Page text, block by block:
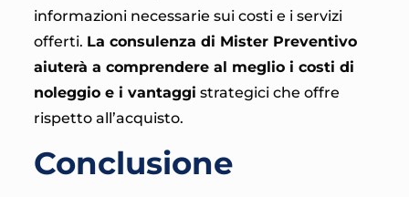
informazioni necessarie sui costi e i servizi
offerti. La consulenza di Mister Preventivo
aiuterà a comprendere al meglio i costi di
noleggio e i vantaggi strategici che offre
rispetto all’acquisto.
Conclusione